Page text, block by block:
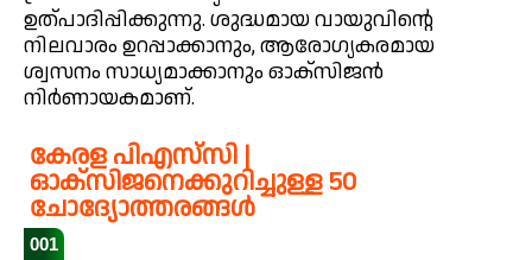
ഉത്പാദിപ്പിക്കുന്നു. ശുദ്ധമായ വായുവിന്റെ
നിലവാരം ഉറപ്പാക്കാനും, ആരോഗ്യകരമായ
ശ്വസനം സാധ്യമാക്കാനും ഓക്സിജൻ
നിർണായകമാണ്.
കേരള പി‌എസ്‌സി |
ഓക്സിജനെക്കുറിച്ചുള്ള 50
ചോദ്യോത്തരങ്ങൾ
001